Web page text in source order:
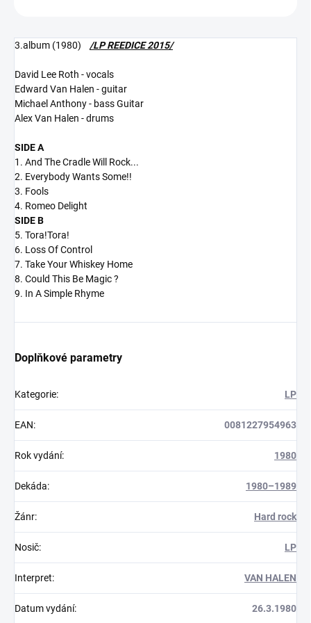
3.album (1980) /LP REEDICE 2015/
David Lee Roth - vocals
Edward Van Halen - guitar
Michael Anthony - bass Guitar
Alex Van Halen - drums
SIDE A
1. And The Cradle Will Rock...
2. Everybody Wants Some!!
3. Fools
4. Romeo Delight
SIDE B
5. Tora!Tora!
6. Loss Of Control
7. Take Your Whiskey Home
8. Could This Be Magic ?
9. In A Simple Rhyme
Doplňkové parametry
Kategorie: LP
EAN: 0081227954963
Rok vydání: 1980
Dekáda: 1980–1989
Žánr: Hard rock
Nosič: LP
Interpret: VAN HALEN
Datum vydání: 26.3.1980